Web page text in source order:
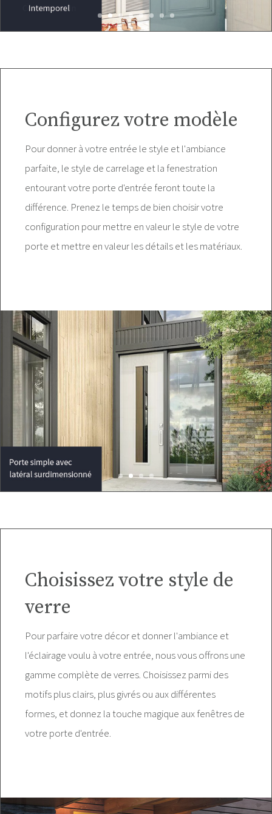
Configurez votre modèle
Pour donner à votre entrée le style et l'ambiance
parfaite, le style de carrelage et la fenestration
entourant votre porte d'entrée feront toute la
différence. Prenez le temps de bien choisir votre
configuration pour mettre en valeur le style de votre
porte et mettre en valeur les détails et les matériaux.
Choisissez votre style de
verre
Pour parfaire votre décor et donner l'ambiance et
l'éclairage voulu à votre entrée, nous vous offrons une
gamme complète de verres. Choisissez parmi des
motifs plus clairs, plus givrés ou aux différentes
formes, et donnez la touche magique aux fenêtres de
votre porte d'entrée.